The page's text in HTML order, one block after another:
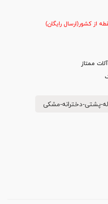
ممتاز
پشتی-دخترانه-مشکی